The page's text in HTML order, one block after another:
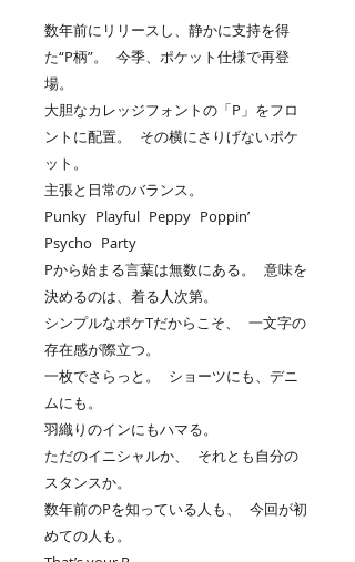
数年前にリリースし、静かに支持を得
た“P柄”。 今季、ポケット仕様で再登
場。
大胆なカレッジフォントの「P」をフロ
ントに配置。 その横にさりげないポケ
ット。
主張と日常のバランス。
Punky Playful Peppy Poppin’
Psycho Party
Pから始まる言葉は無数にある。 意味を
決めるのは、着る人次第。
シンプルなポケTだからこそ、 一文字の
存在感が際立つ。
一枚でさらっと。 ショーツにも、デニ
ムにも。
羽織りのインにもハマる。
ただのイニシャルか、 それとも自分の
スタンスか。
数年前のPを知っている人も、 今回が初
めての人も。